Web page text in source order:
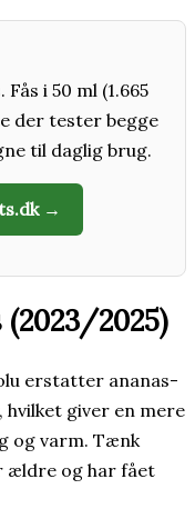
i 50 ml (1.665
der tester begge
til daglig brug.
→
2025)
erstatter ananas-
giver en mere
og varm. Tænk
ældre og har fået